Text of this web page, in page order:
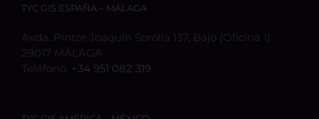
TYC GIS ESPAÑA – MÁLAGA
Avda. Pintor Joaquín Sorolla 137, Bajo (Oficina 1)
29017 MÁLAGA
Teléfono: +34 951 082 319